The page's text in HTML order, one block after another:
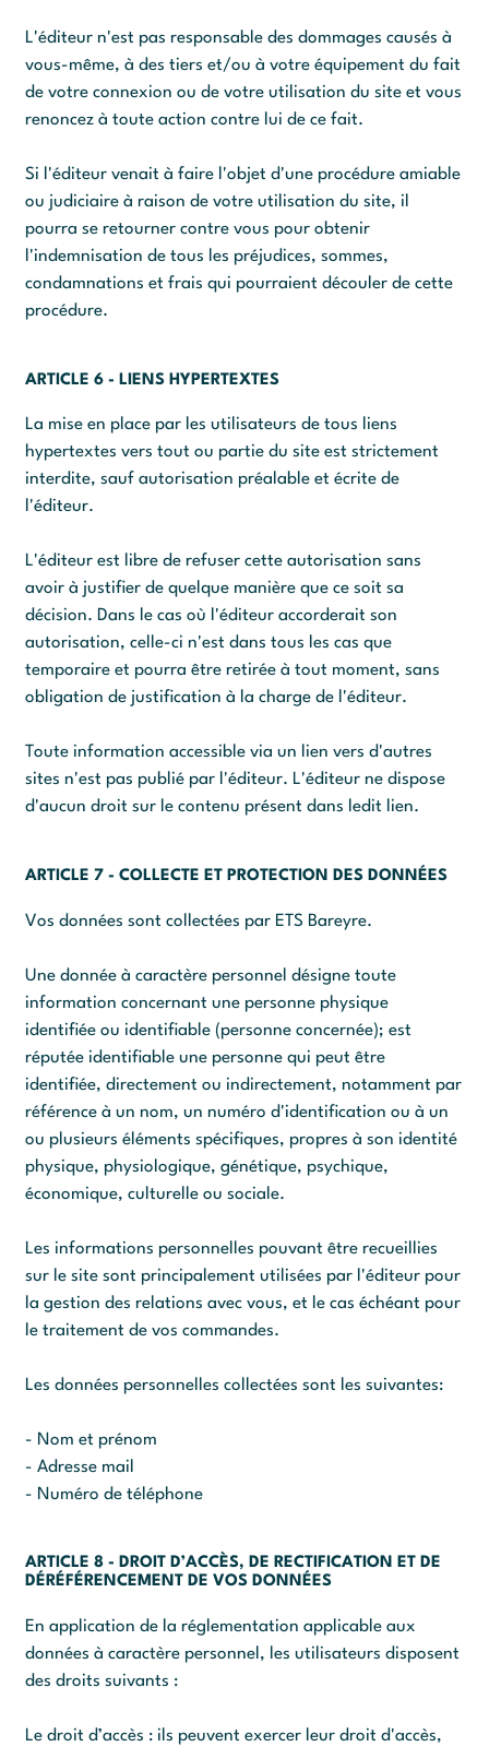
L'éditeur n'est pas responsable des dommages causés à
vous-même, à des tiers et/ou à votre équipement du fait
de votre connexion ou de votre utilisation du site et vous
renoncez à toute action contre lui de ce fait.
Si l'éditeur venait à faire l'objet d'une procédure amiable
ou judiciaire à raison de votre utilisation du site, il
pourra se retourner contre vous pour obtenir
l'indemnisation de tous les préjudices, sommes,
condamnations et frais qui pourraient découler de cette
procédure.
ARTICLE 6 - LIENS HYPERTEXTES
La mise en place par les utilisateurs de tous liens
hypertextes vers tout ou partie du site est strictement
interdite, sauf autorisation préalable et écrite de
l'éditeur.
L'éditeur est libre de refuser cette autorisation sans
avoir à justifier de quelque manière que ce soit sa
décision. Dans le cas où l'éditeur accorderait son
autorisation, celle-ci n'est dans tous les cas que
temporaire et pourra être retirée à tout moment, sans
obligation de justification à la charge de l'éditeur.
Toute information accessible via un lien vers d'autres
sites n'est pas publié par l'éditeur. L'éditeur ne dispose
d'aucun droit sur le contenu présent dans ledit lien.
ARTICLE 7 - COLLECTE ET PROTECTION DES DONNÉES
Vos données sont collectées par ETS Bareyre.
Une donnée à caractère personnel désigne toute
information concernant une personne physique
identifiée ou identifiable (personne concernée); est
réputée identifiable une personne qui peut être
identifiée, directement ou indirectement, notamment par
référence à un nom, un numéro d'identification ou à un
ou plusieurs éléments spécifiques, propres à son identité
physique, physiologique, génétique, psychique,
économique, culturelle ou sociale.
Les informations personnelles pouvant être recueillies
sur le site sont principalement utilisées par l'éditeur pour
la gestion des relations avec vous, et le cas échéant pour
le traitement de vos commandes.
Les données personnelles collectées sont les suivantes:
- Nom et prénom
- Adresse mail
- Numéro de téléphone
ARTICLE 8 - DROIT D’ACCÈS, DE RECTIFICATION ET DE
DÉRÉFÉRENCEMENT DE VOS DONNÉES
En application de la réglementation applicable aux
données à caractère personnel, les utilisateurs disposent
des droits suivants :
Le droit d’accès : ils peuvent exercer leur droit d'accès,